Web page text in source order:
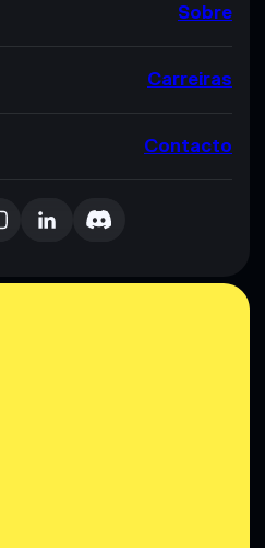
Sobre
Carreiras
Contacto